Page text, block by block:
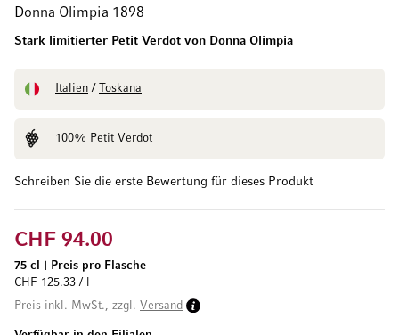
Schreiben Sie die erste Bewertung für dieses Produkt
Donna Olimpia 1898
Stark limitierter Petit Verdot von Donna Olimpia
Italien / Toskana
100% Petit Verdot
CHF 94.00
75 cl
Preis pro Flasche
CHF 125.33 / l
Preis inkl. MwSt., zzgl. Versand